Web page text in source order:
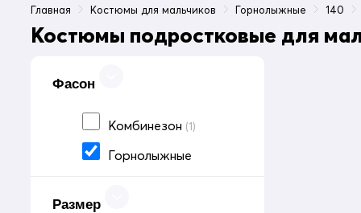
Главная Костюмы для мальчиков Горнолыжные 140
Костюмы подростковые для
Фасон
Комбинезон (1)
Горнолыжные
Размер